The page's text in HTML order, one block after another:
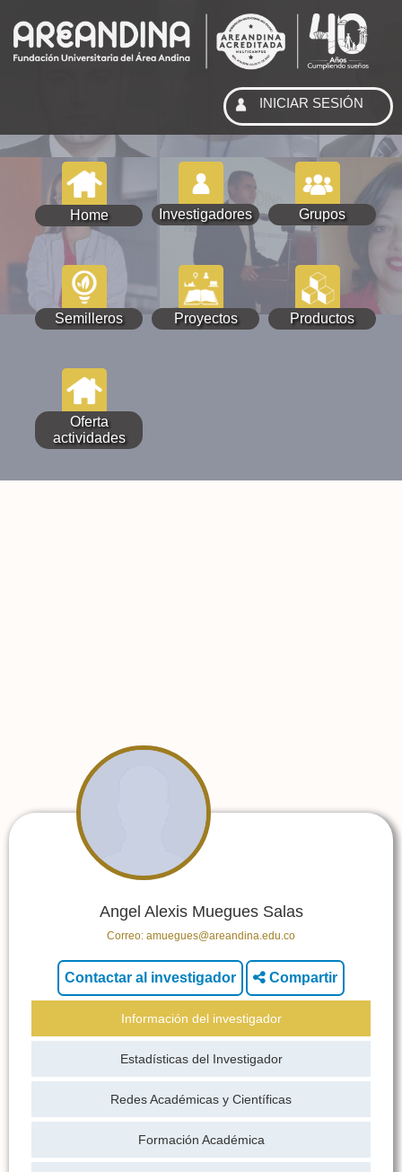
Home Investigadores Grupos
Semilleros Proyectos Productos
Oferta
actividades
INICIAR SESIÓN
Angel Alexis Muegues Salas
Correo: amuegues@areandina.edu.co
Compartir
Información del investigador
Estadísticas del Investigador
Redes Académicas y Científicas
Formación Académica